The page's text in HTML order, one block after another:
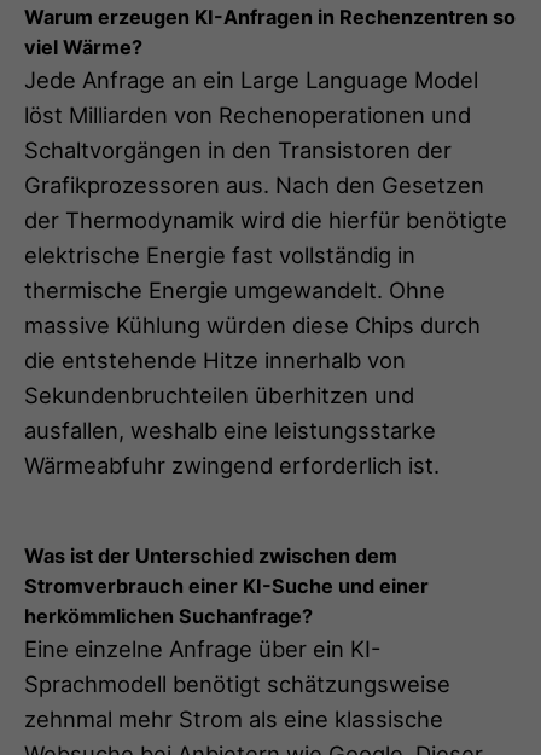
Warum erzeugen KI-Anfragen in Rechenzentren so
viel Wärme?
Jede Anfrage an ein Large Language Model
löst Milliarden von Rechenoperationen und
Schaltvorgängen in den Transistoren der
Grafikprozessoren aus. Nach den Gesetzen
der Thermodynamik wird die hierfür benötigte
elektrische Energie fast vollständig in
thermische Energie umgewandelt. Ohne
massive Kühlung würden diese Chips durch
die entstehende Hitze innerhalb von
Sekundenbruchteilen überhitzen und
ausfallen, weshalb eine leistungsstarke
Wärmeabfuhr zwingend erforderlich ist.
Was ist der Unterschied zwischen dem
Stromverbrauch einer KI-Suche und einer
herkömmlichen Suchanfrage?
Eine einzelne Anfrage über ein KI-
Sprachmodell benötigt schätzungsweise
zehnmal mehr Strom als eine klassische